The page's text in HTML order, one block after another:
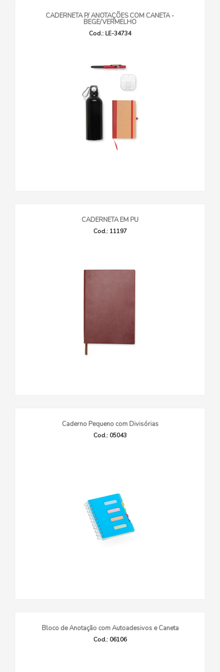
CADERNETA P/ ANOTAÇÕES COM CANETA -
BEGE/VERMELHO
Cod.: LE-34734
CADERNETA EM PU
Cod.: 11197
Caderno Pequeno com Divisórias
Cod.: 05043
Bloco de Anotação com Autoadesivos e Caneta
Cod.: 06106